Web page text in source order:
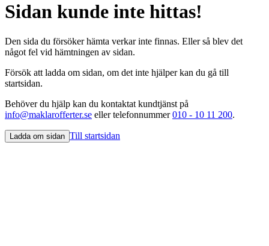
Sidan kunde inte hittas!
Den sida du försöker hämta verkar inte finnas. Eller så blev det
något fel vid hämtningen av sidan.
Försök att ladda om sidan, om det inte hjälper kan du gå till
startsidan.
Behöver du hjälp kan du kontaktat kundtjänst på
info@maklarofferter.se eller telefonnummer010 - 10 11 200.
Ladda om sidan Till startsidan